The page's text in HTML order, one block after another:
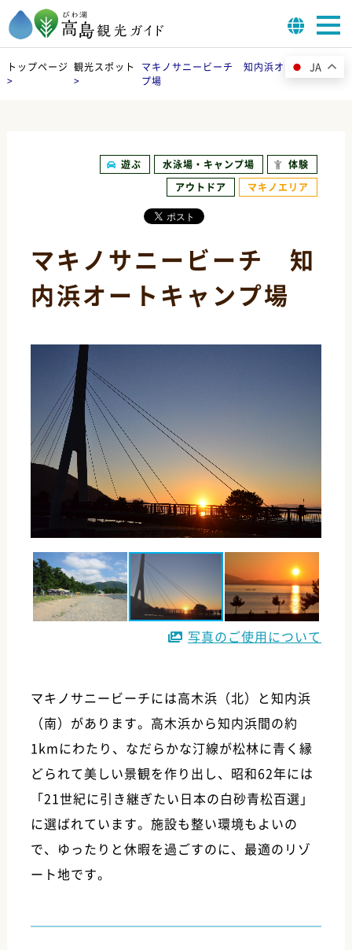
トップページ
>
観光スポット
>
マキノサニービーチ 知内浜オートキャン
プ場
遊ぶ 水泳場・キャンプ場
体験
アウトドア
マキノエリア
マキノサニービーチ 知
内浜オートキャンプ場
写真のご使用について
マキノサニービーチには高木浜（北）と知内浜
（南）があります。高木浜から知内浜間の約
1kmにわたり、なだらかな汀線が松林に青く縁
どられて美しい景観を作り出し、昭和62年には
「21世紀に引き継ぎたい日本の白砂青松百選」
に選ばれています。施設も整い環境もよいの
で、ゆったりと休暇を過ごすのに、最適のリゾ
ート地です。
JA